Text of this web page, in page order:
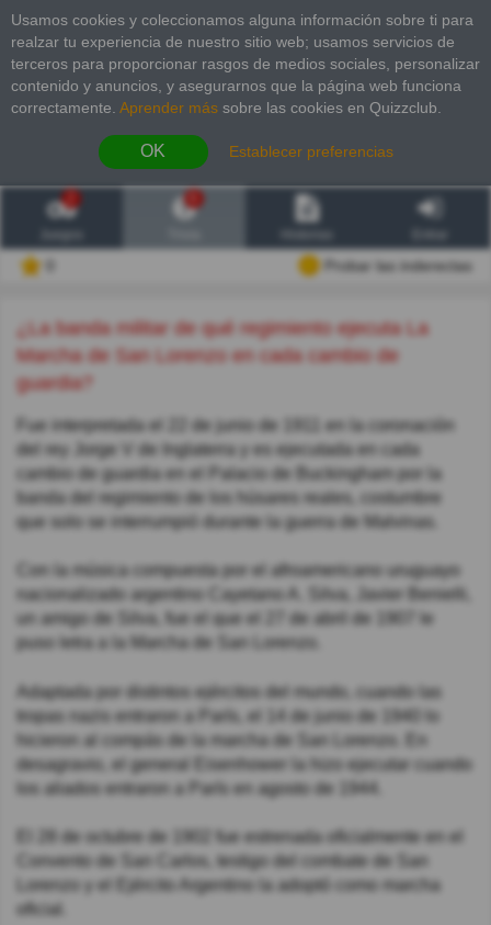
Usamos cookies y coleccionamos alguna información sobre ti para
realzar tu experiencia de nuestro sitio web; usamos servicios de
terceros para proporcionar rasgos de medios sociales, personalizar
contenido y anuncios, y asegurarnos que la página web funciona
correctamente. Aprender más sobre las cookies en Quizzclub.
OK Establecer preferencias
2
Probar las inderectas
¿La banda militar de qué regimiento ejecuta La
Marcha de San Lorenzo en cada cambio de
guardia?
Fue interpretada el 22 de junio de 1911 en la coronación
del rey Jorge V de Inglaterra y es ejecutada en cada
cambio de guardia en el Palacio de Buckingham por la
banda del regimiento de los húsares reales, costumbre
que solo se interrumpió durante la guerra de Malvinas.
Con la música compuesta por el afroamericano uruguayo
nacionalizado argentino Cayetano A. Silva, Javier Benielli,
un amigo de Silva, fue el que el 27 de abril de 1907 le
puso letra a la Marcha de San Lorenzo.
Adaptada por distintos ejércitos del mundo, cuando las
tropas nazis entraron a París, el 14 de junio de 1940 lo
hicieron al compás de la marcha de San Lorenzo. En
desagravio, el general Eisenhower la hizo ejecutar cuando
los aliados entraron a París en agosto de 1944.
El 28 de octubre de 1902 fue estrenada oficialmente en el
Convento de San Carlos, testigo del combate de San
Lorenzo y el Ejército Argentino la adoptó como marcha
oficial.